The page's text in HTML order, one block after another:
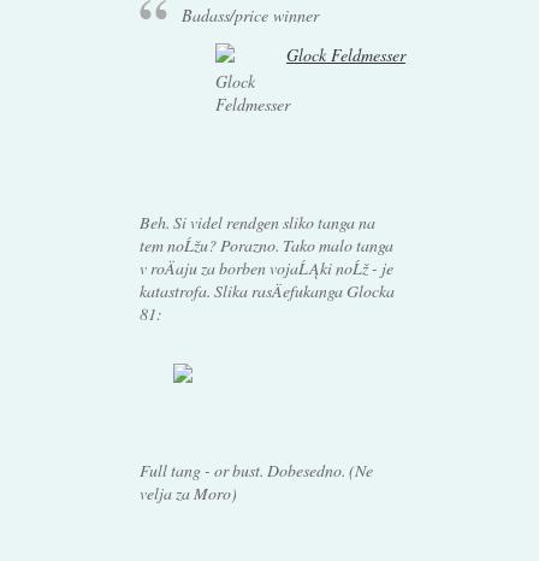
Badass/price winner
Glock
Feldmesser
Beh. Si videl rendgen slikotangana
tem noĹžu? Porazno. Tako malotanga
v roÄaju za borben vojaĹĄki noĹž - je
katastrofa. Slika rasÄefukanga Glocka
81:
Full tang - or bust. Dobesedno. (Ne
velja za Moro)